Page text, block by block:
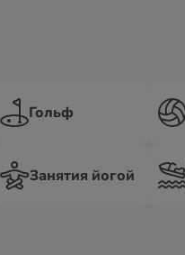
Гольф
Занятия йогой